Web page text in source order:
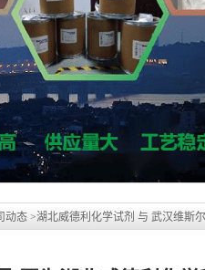
>湖北威德利化学试剂 与 武汉维斯
乙基醚)四乙酸 (EGTA)—67-42-5】 优惠
同为湖北威德利化学
醚)四乙酸
格优惠 质量保障
发表时间：2024-12-31